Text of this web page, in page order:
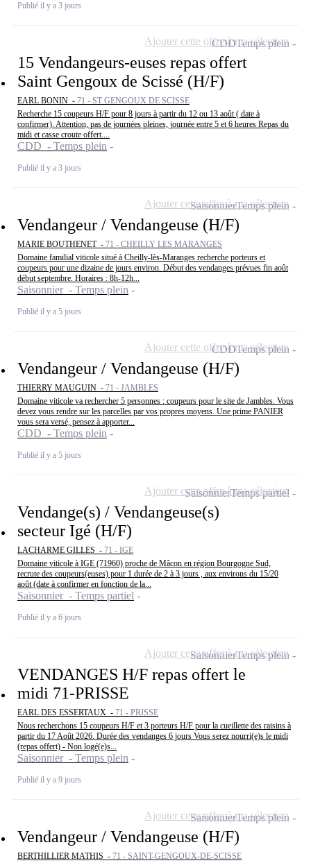
Publié il y a 3 jours
15 Vendangeurs-euses repas offert
Saint Gengoux de Scissé (H/F)
EARL BONIN - 71 - ST GENGOUX DE SCISSE
Recherche 15 coupeurs H/F pour 8 jours à partir du 12 ou 13 août ( date à
confirmer). Attention, pas de journées pleines, journée entre 5 et 6 heures Repas du
midi et casse croute offert....
CDD - Temps plein
Publié il y a 3 jours
CDDTemps plein
Ajouter cette offre à ma sélection
Vendangeur / Vendangeuse (H/F)
MARIE BOUTHENET - 71 - CHEILLY LES MARANGES
Domaine familial viticole situé à Cheilly-lès-Maranges recherche porteurs et
coupeurs pour une dizaine de jours environ. Début des vendanges prévues fin août
début septembre. Horaires : 8h-12h...
Saisonnier - Temps plein
Publié il y a 5 jours
SaisonnierTemps plein
Ajouter cette offre à ma sélection
Vendangeur / Vendangeuse (H/F)
THIERRY MAUGUIN - 71 - JAMBLES
Domaine viticole va rechercher 5 personnes : coupeurs pour le site de Jambles. Vous
devez vous rendre sur les parcelles par vos propres moyens. Une prime PANIER
vous sera versé, pensez à apporter...
CDD - Temps plein
Publié il y a 5 jours
CDDTemps plein
Ajouter cette offre à ma sélection
Vendange(s) / Vendangeuse(s)
secteur Igé (H/F)
LACHARME GILLES - 71 - IGE
Domaine viticole à IGE (71960) proche de Mâcon en région Bourgogne Sud,
recrute des coupeurs(euses) pour 1 durée de 2 à 3 jours , aux environs du 15/20
août (date à confirmer en fonction de la...
Saisonnier - Temps partiel
Publié il y a 6 jours
SaisonnierTemps partiel
Ajouter cette offre à ma sélection
VENDANGES H/F repas offert le
midi 71-PRISSE
EARL DES ESSERTAUX - 71 - PRISSE
Nous recherchons 15 coupeurs H/F et 3 porteurs H/F pour la cueillette des raisins à
partir du 17 Août 2026. Durée des vendanges 6 jours Vous serez nourri(e)s le midi
(repas offert) - Non logé(e)s...
Saisonnier - Temps plein
Publié il y a 9 jours
SaisonnierTemps plein
Ajouter cette offre à ma sélection
Vendangeur / Vendangeuse (H/F)
BERTHILLIER MATHIS - 71 - SAINT-GENGOUX-DE-SCISSE
SaisonnierTemps plein
Ajouter cette offre à ma sélection